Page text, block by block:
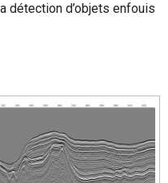
détection d’objets enfouis